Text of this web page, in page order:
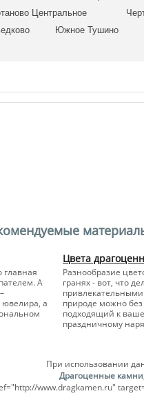
Центральное
Южное Тушино
главная
А
ювелира, а
Цвета
Разнообразие
гранях - вот, что
природе можно
подходящий к
праздничному
При использовании
Драгоценные
www.dragkamen.ru"